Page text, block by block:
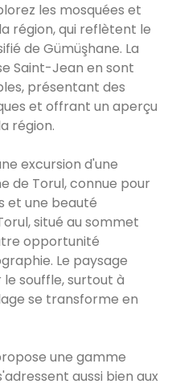
les mosquées et
région, qui reflètent le
de Gümüşhane. La
Saint-Jean en sont
présentant des
et offrant un aperçu
région.
excursion d'une
de Torul, connue pour
et une beauté
situé au sommet
opportunité
Le paysage
souffle, surtout à
se transforme en
une gamme
aussi bien aux